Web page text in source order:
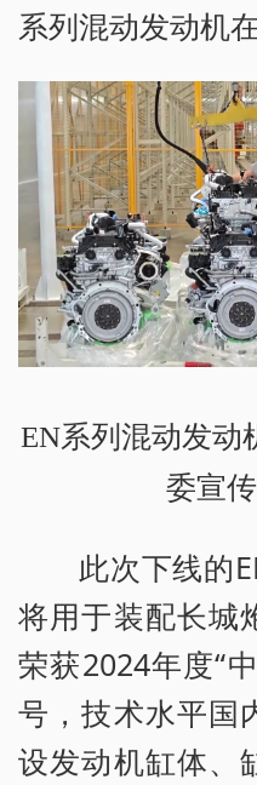
系列混动发动机
EN系列混动发动
委宣
此次下线的
将用于装配长城
荣获2024年度“
号，技术水平国
设发动机缸体、